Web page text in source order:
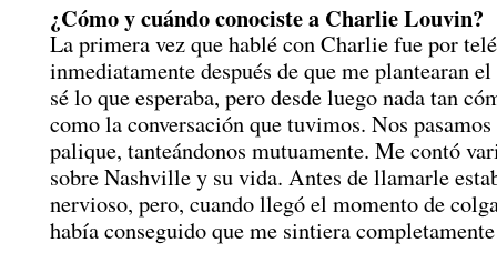
¿Cómo y cuándo conociste a Charlie Louvin?
La primera vez que hablé con Charlie fue por
inmediatamente después de que me plantearan
sé lo que esperaba, pero desde luego nada tan
como la conversación que tuvimos. Nos pasamos
palique, tanteándonos mutuamente. Me contó
sobre Nashville y su vida. Antes de llamarle
nervioso, pero, cuando llegó el momento de
había conseguido que me sintiera